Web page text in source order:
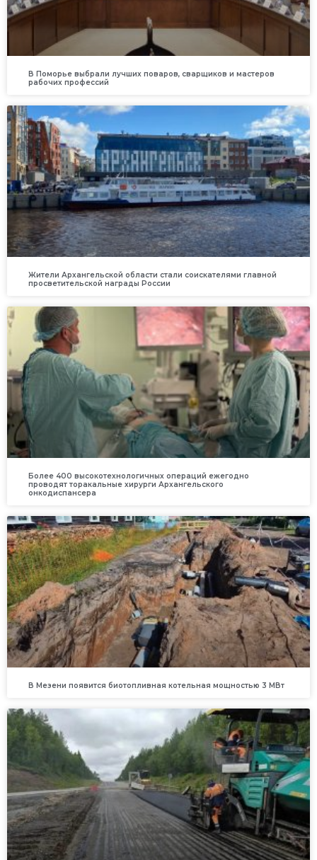
В Поморье выбрали лучших поваров, сварщиков и мастеров
рабочих профессий
Жители Архангельской области стали соискателями главной
просветительской награды России
Более 400 высокотехнологичных операций ежегодно
проводят торакальные хирурги Архангельского
онкодиспансера
В Мезени появится биотопливная котельная мощностью 3 МВт